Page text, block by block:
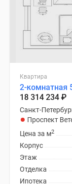
Квартира
2-комнатная
18 314 234 ₽
Санкт-
Проспект
Цена за м2
Корпус
Этаж
Отделка
Ипотека